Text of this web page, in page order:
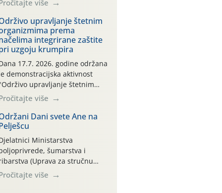
CROCPA EKO MODEL:
ambalaža kao i
drugih proizvoda koji
sredstva za zaštitu bilja
(npr. ambalaža od mineralnih
se ne prihvaća.
je osiguran
povrat prazne
isključivo ovih tvrtki:
MAKS, AGRONOM,
TKI* (PINUS […]
više
upravljanje štetnim
prema
integrirane zaštite
uzgoju krumpira
17.7. 2026. godine održana
demonstracijska aktivnost
upravljanje štetnim
prema načelima
integrirane zaštite pri uzgoju
na pokusnom polju
kraj naselja Belica
parcela ID 2445031)
dio Međimurske
više
Dani svete Ane na
Ministarstva
šumarstva i
(Uprava za stručnu
razvoju poljoprivrede)
sudjelovali su na tradicionalnom
više